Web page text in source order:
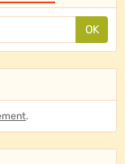
OK
.